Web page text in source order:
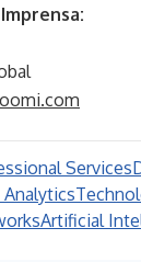
Services
Analytics
Artificial